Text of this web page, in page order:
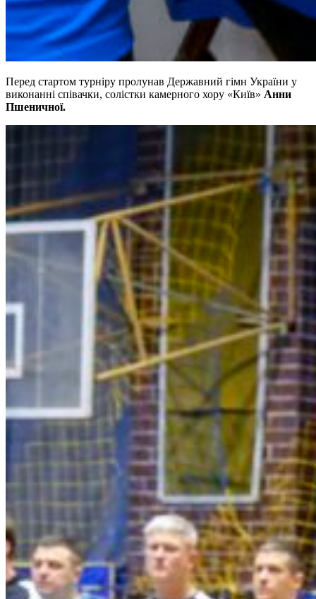
Перед стартом турніру пролунав Державний гімн України у
виконанні співачки, солістки камерного хору «Київ» Анни
Пшеничної.